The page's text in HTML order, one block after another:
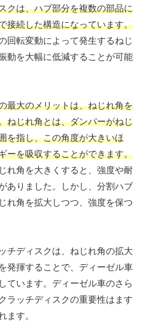
クは、ハブ部分を複数の部品に
接続した構造になっています。
回転変動によって発生するねじ
動を大幅に低減することが可能
最大のメリットは、ねじれ角を
ねじれ角とは、ダンパーがねじ
を指し、この角度が大きいほ
ーを吸収することができます。
れ角を大きくすると、強度や耐
ありました。しかし、分割ハブ
れ角を拡大しつつ、強度を保つ
チディスクは、ねじれ角の拡大
発揮することで、ディーゼル車
ています。ディーゼル車のさら
ラッチディスクの重要性はます
ます。